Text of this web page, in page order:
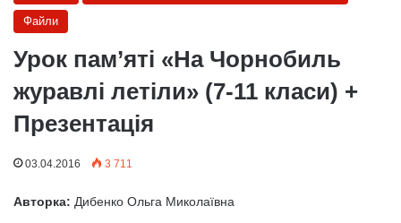
Файли
Урок пам’яті «На Чорнобиль
журавлі летіли» (7-11 класи) +
Презентація
03.04.2016 3 711
Авторка: Дибенко Ольга Миколаївна